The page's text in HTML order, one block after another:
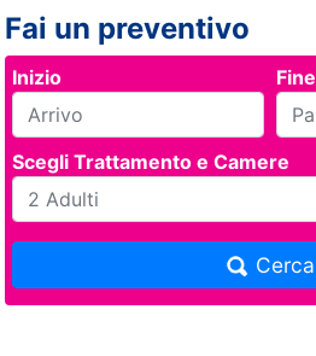
Fai un preventivo
Inizio Fine
Scegli Trattamento e Camere
Cerca